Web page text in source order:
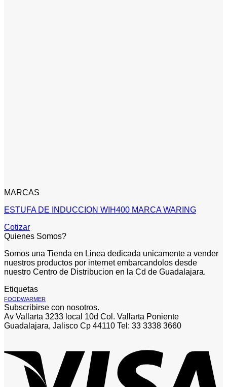
MARCAS
ESTUFA DE INDUCCION WIH400 MARCA WARING
Cotizar
Quienes Somos?
Somos una Tienda en Linea dedicada unicamente a vender
nuestros productos por internet embarcandolos desde
nuestro Centro de Distribucion en la Cd de Guadalajara.
Etiquetas
FOODWARMER
Subscribirse con nosotros.
Av Vallarta 3233 local 10d Col. Vallarta Poniente
Guadalajara, Jalisco Cp 44110 Tel: 33 3338 3660